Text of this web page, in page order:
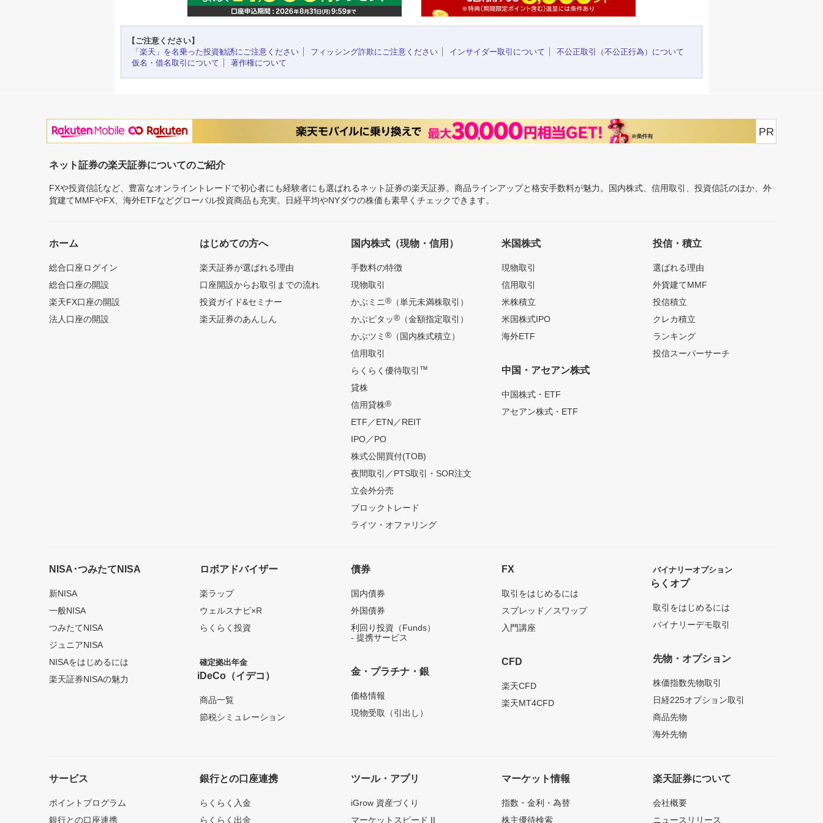
【ご注意ください】
「楽天」を名乗った投資勧誘にご注意ください
フィッシング詐欺にご注意ください インサイダー取引について
不公正取引（不公正行為）について
仮名・借名取引について
著作権について
PR
ネット証券の楽天証券についてのご紹介
FXや投資信託など、豊富なオンライントレードで初心者にも経験者にも選ばれるネット証券の楽天証券。商品ラインアップと格安手数料が魅力。国内株式、信用取引、投資信託のほか、外
貨建てMMFやFX、海外ETFなどグローバル投資商品も充実。日経平均やNYダウの株価も素早くチェックできます。
ホーム
総合口座ログイン
総合口座の開設
楽天FX口座の開設
法人口座の開設
はじめての方へ
楽天証券が選ばれる理由
口座開設からお取引までの流れ
投資ガイド&セミナー
楽天証券のあんしん
国内株式（現物・信用）
手数料の特徴
現物取引
かぶミニ®（単元未満株取引）
かぶピタッ®（金額指定取引）
かぶツミ ®（国内株式積立）
信用取引
らくらく優待取引 ™
貸株
信用貸株®
ETF／ETN／REIT
IPO／PO
株式公開買付(TOB)
夜間取引／PTS取引・SOR注文
立会外分売
ブロックトレード
ライツ・オファリング
米国株式
現物取引
信用取引
米株積立
米国株式IPO
海外ETF
中国・アセアン株式
中国株式・ETF
アセアン株式・ETF
投信・積立
選ばれる理由
外貨建てMMF
投信積立
クレカ積立
ランキング
投信スーパーサーチ
NISA･つみたてNISA
新NISA
一般NISA
つみたてNISA
ジュニアNISA
NISAをはじめるには
楽天証券NISAの魅力
ロボアドバイザー
楽ラップ
ウェルスナビ×R
らくらく投資
確定拠出年金
iDeCo（イデコ）
商品一覧
節税シミュレーション
債券
国内債券
外国債券
利回り投資（Funds）
- 提携サービス
金・プラチナ・銀
価格情報
現物受取（引出し）
FX
取引をはじめるには
スプレッド／スワップ
入門講座
CFD
楽天CFD
楽天MT4CFD
バイナリーオプション
らくオプ
取引をはじめるには
バイナリーデモ取引
先物・オプション
株価指数先物取引
日経225オプション取引
商品先物
海外先物
サービス
ポイントプログラム
銀行との口座連携
銀行との口座連携
らくらく入金
らくらく出金
ツール・アプリ
iGrow 資産づくり
マーケットスピード II
マーケット情報
指数・金利・為替
株主優待検索
楽天証券について
会社概要
ニュースリリース